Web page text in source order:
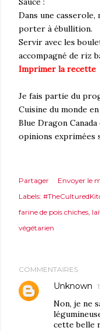
Dans une
porter à ébullition.
Servir avec les
accompagné de riz
Imprimer la recette
Je fais partie du
Cuisine du monde
Blue Dragon
opinions exprimées
Partager
Envoyer le
Labels:
farine de pois chiches
végétarien
COMMENTAIRES
Unknown
Non, je ne
cette belle